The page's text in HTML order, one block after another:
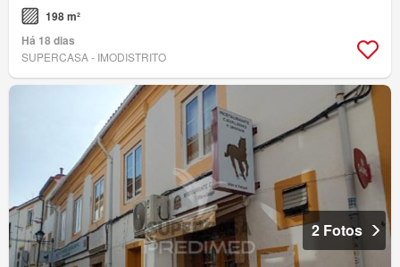
198 m²
Há 18 dias
SUPERCASA - IMODISTRITO
2 Fotos